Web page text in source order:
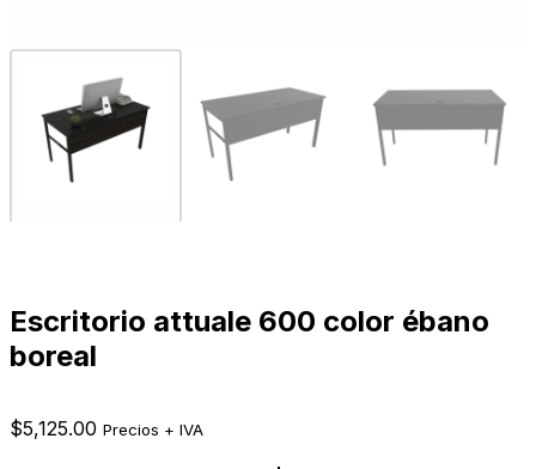
Escritorio attuale 600 color ébano
boreal
$5,125.00 Precios + IVA